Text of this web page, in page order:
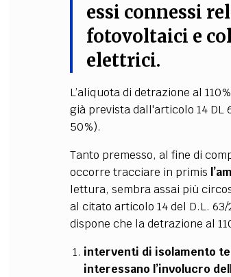
essi connessi
fotovoltaici e
elettrici.
L’aliquota di detrazione al
già prevista dall'articolo 14 DL
50%).
Tanto premesso, al fine di
occorre tracciare in primis
lettura, sembra assai più
al citato articolo 14 del D.L.
dispone che la detrazione al
interventi di isolamento
interessano l’involucro